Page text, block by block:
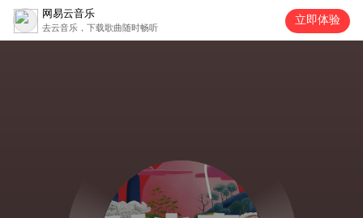
网易云音乐
去云音乐，下载歌曲随时畅听
立即体验